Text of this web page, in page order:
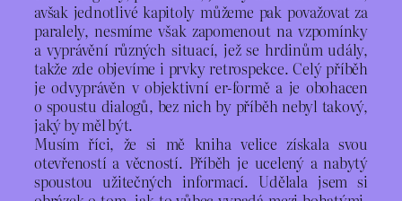
avšak jednotlivé kapitoly můžeme pak považovat za
paralely, nesmíme však zapomenout na vzpomínky
a vyprávění různých situací, jež se hrdinům udály,
takže zde objevíme i prvky retrospekce. Celý příběh
je odvyprávěn v objektivní er-formě a je obohacen
o spoustu dialogů, bez nich by příběh nebyl takový,
jaký by měl být.
Musím říci, že si mě kniha velice získala svou
otevřeností a věcností. Příběh je ucelený a nabytý
spoustou užitečných informací. Udělala jsem si